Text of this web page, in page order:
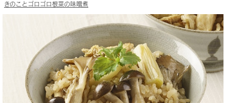
きのことゴロゴロ根菜の味噌煮